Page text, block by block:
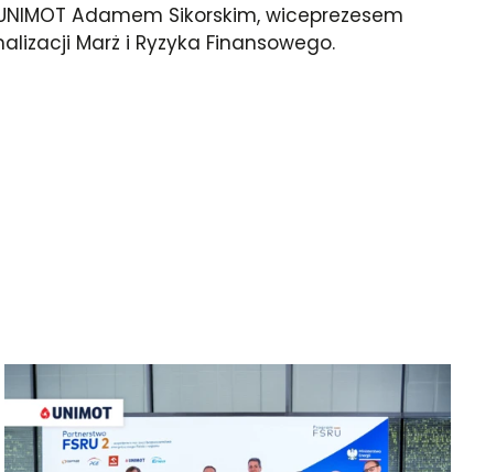
Adamem Sikorskim, wiceprezesem
Marż i Ryzyka Finansowego.